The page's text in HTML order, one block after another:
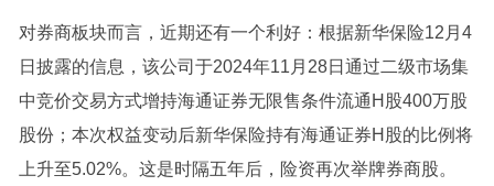
对券商板块而言，近期还有一个利好：根据新华保险12月4
日披露的信息，该公司于2024年11月28日通过二级市场集
中竞价交易方式增持海通证券无限售条件流通H股400万股
股份；本次权益变动后新华保险持有海通证券H股的比例将
上升至5.02%。这是时隔五年后，险资再次举牌券商股。